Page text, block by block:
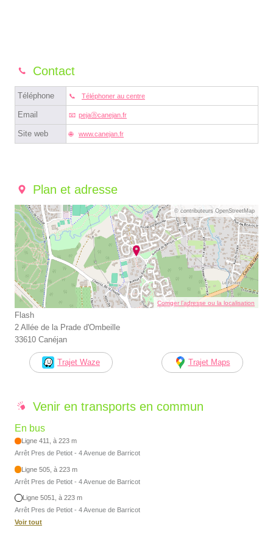
Contact
Téléphone Téléphoner au centre
Email pejaⓐcanejan.fr
Site web www.canejan.fr
Plan et adresse
© contributeurs OpenStreetMap
Corriger l’adresse ou la localisation
Flash
2 Allée de la Prade d'Ombeille
33610 Canéjan
Trajet Waze Trajet Maps
Venir en transports en commun
En bus
Ligne 411, à 223 m
Arrêt Pres de Petiot - 4 Avenue de Barricot
Ligne 505, à 223 m
Arrêt Pres de Petiot - 4 Avenue de Barricot
Ligne 5051, à 223 m
Arrêt Pres de Petiot - 4 Avenue de Barricot
Voir tout